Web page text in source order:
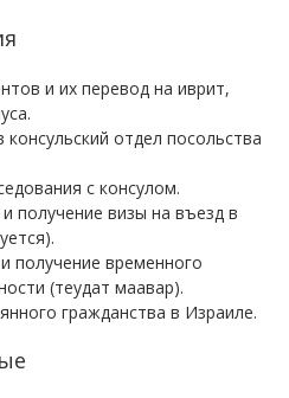
и их перевод на иврит,
отдел посольства
с консулом.
получение визы на въезд в
получение временного
(теудат маавар).
гражданства в Израиле.